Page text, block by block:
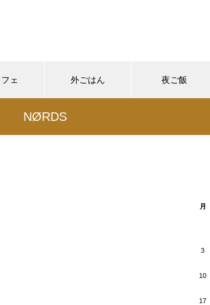
ェ 外ごはん 夜ご飯
pocharinikki.com/public_html/wp-content/
NØRDS
月
3
10
17